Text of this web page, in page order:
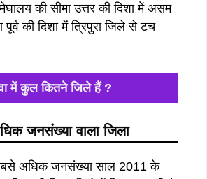
की सीमा उत्तर की दिशा में असम
की दिशा में त्रिपुरा जिले से टच
में कुल कितने जिले हैं ?
जनसंख्या वाला जिला
अधिक जनसंख्या साल 2011 के